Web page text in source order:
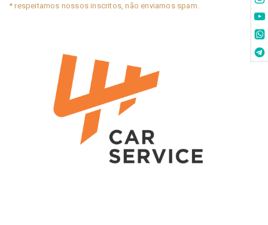
* respeitamos nossos inscritos, não enviamos spam.